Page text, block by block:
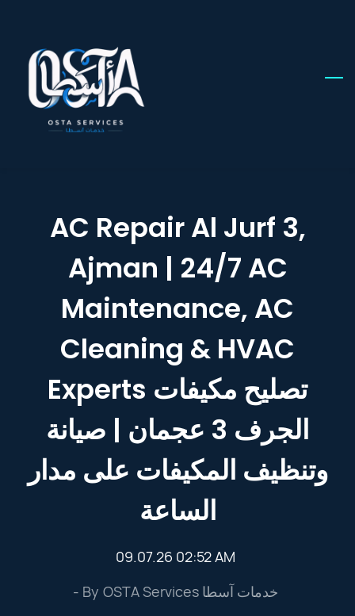
main
content
AC Repair Al Jurf 3,
Ajman | 24/7 AC
Maintenance, AC
Cleaning & HVAC
Experts تصليح مكيفات
الجرف 3 عجمان | صيانة
وتنظيف المكيفات على مدار
الساعة
09.07.26 02:52 AM
- By
OSTA Services خدمات آسطا